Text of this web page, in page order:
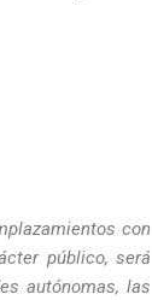
con
público, será
autónomas, las